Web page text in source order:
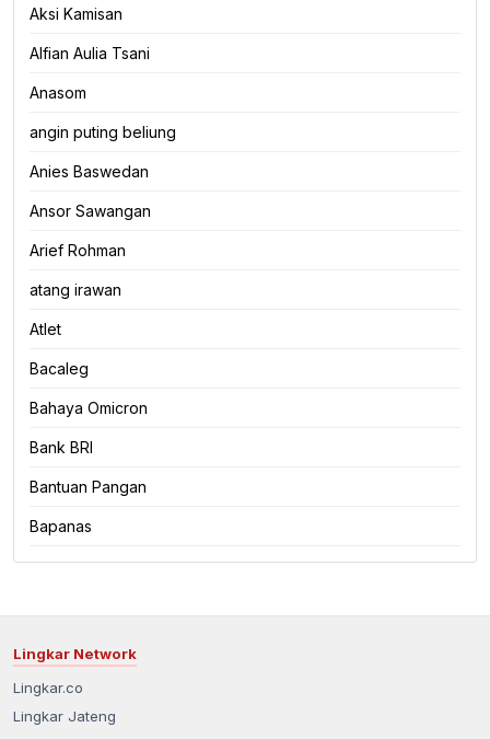
Aksi Kamisan
Alfian Aulia Tsani
Anasom
angin puting beliung
Anies Baswedan
Ansor Sawangan
Arief Rohman
atang irawan
Atlet
Bacaleg
Bahaya Omicron
Bank BRI
Bantuan Pangan
Bapanas
Lingkar Network
Lingkar.co
Lingkar Jateng